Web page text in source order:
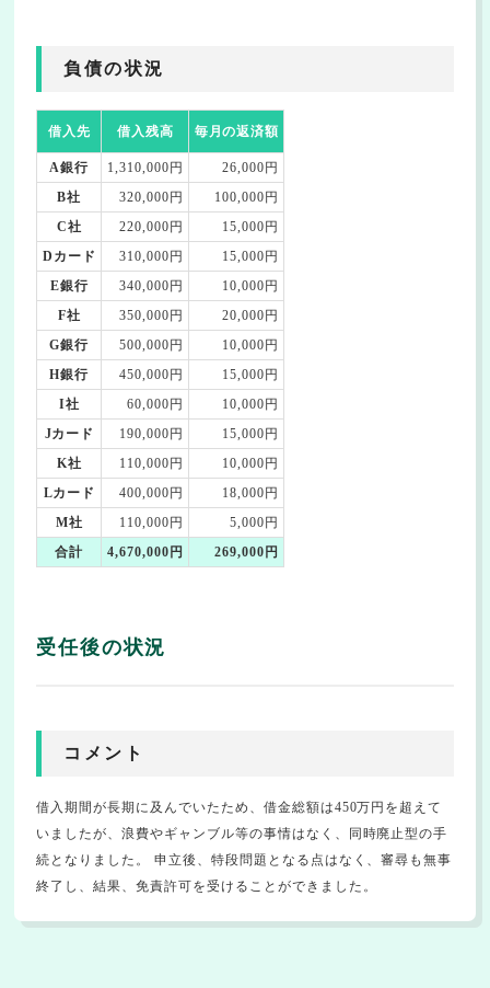
負債の状況
借入先 借入残高 毎月の返済額
A銀行 1,310,000円
26,000円
B社
320,000円
100,000円
C社
220,000円
15,000円
Dカード
310,000円
15,000円
E銀行
340,000円
10,000円
F社
350,000円
20,000円
G銀行
500,000円
10,000円
H銀行
450,000円
15,000円
I社
60,000円
10,000円
Jカード
190,000円
15,000円
K社
110,000円
10,000円
Lカード
400,000円
18,000円
M社
110,000円
5,000円
合計
4,670,000円 269,000円
受任後の状況
コメント
借入期間が長期に及んでいたため、借金総額は450万円を超えて
いましたが、浪費やギャンブル等の事情はなく、同時廃止型の手
続となりました。 申立後、特段問題となる点はなく、審尋も無事
終了し、結果、免責許可を受けることができました。